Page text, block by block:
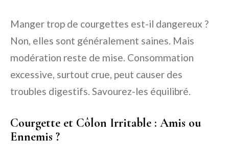
Manger trop de courgettes est-il dangereux ?
Non, elles sont généralement saines. Mais
modération reste de mise. Consommation
excessive, surtout crue, peut causer des
troubles digestifs. Savourez-les équilibré.
Courgette et Côlon Irritable : Amis ou
Ennemis ?